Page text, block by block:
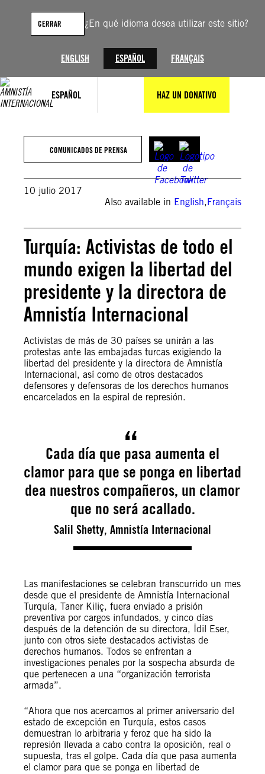
¿En qué idioma desea utilizar este sitio?
ENGLISH ESPAÑOL FRANÇAIS
CERRAR
ESPAÑOL HAZ UN DONATIVO
contenido
COMUNICADOS DE PRENSA
10 julio 2017
Also available in English,Français
Turquía: Activistas de todo el
mundo exigen la libertad del
presidente y la directora de
Amnistía Internacional
Activistas de más de 30 países se unirán a las
protestas ante las embajadas turcas exigiendo la
libertad del presidente y la directora de Amnistía
Internacional, así como de otros destacados
defensores y defensoras de los derechos humanos
encarcelados en la espiral de represión.
Cada día que pasa aumenta el
clamor para que se ponga en libertad
dea nuestros compañeros, un clamor
que no será acallado.
Salil Shetty, Amnistía Internacional
Las manifestaciones se celebran transcurrido un mes
desde que el presidente de Amnistía Internacional
Turquía, Taner Kiliç, fuera enviado a prisión
preventiva por cargos infundados, y cinco días
después de la detención de su directora, İdil Eser,
junto con otros siete destacados activistas de
derechos humanos. Todos se enfrentan a
investigaciones penales por la sospecha absurda de
que pertenecen a una “organización terrorista
armada”.
“Ahora que nos acercamos al primer aniversario del
estado de excepción en Turquía, estos casos
demuestran lo arbitraria y feroz que ha sido la
represión llevada a cabo contra la oposición, real o
supuesta, tras el golpe. Cada día que pasa aumenta
el clamor para que se ponga en libertad de